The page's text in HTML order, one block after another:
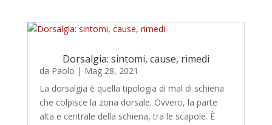
Dorsalgia: sintomi, cause, rimedi
da Paolo | Mag 28, 2021
La dorsalgia è quella tipologia di mal di schiena
che colpisce la zona dorsale. Ovvero, la parte
alta e centrale della schiena, tra le scapole. È